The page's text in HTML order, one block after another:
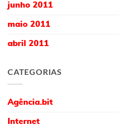
junho 2011
maio 2011
abril 2011
CATEGORIAS
Agência.bit
Internet